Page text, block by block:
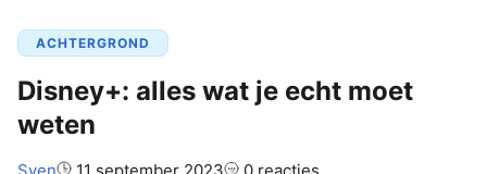
ACHTERGROND
Disney+: alles wat je echt moet
weten
Auteur: